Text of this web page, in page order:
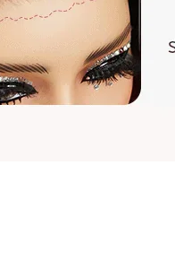
Pour mesurer la longueur